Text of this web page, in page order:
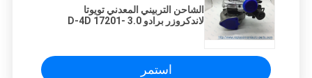
الشاحن التربيني المعدني تويوتا
لاندكروزر برادو 3.0 D-4D 17201-
استمر